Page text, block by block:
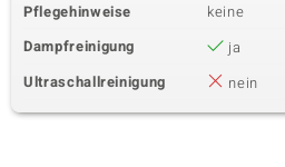
Pflegehinweise
keine
Dampfreinigung
ja
Ultraschallreinigung
nein